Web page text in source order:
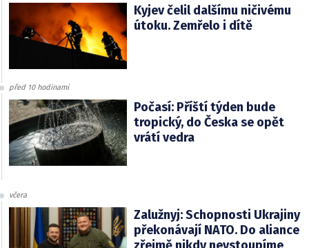
Kyjev čelil dalšímu ničivému
útoku. Zemřelo i dítě
před 10 hodinami
Počasí: Příští týden bude
tropický, do Česka se opět
vrátí vedra
včera
Zalužnyj: Schopnosti Ukrajiny
překonávají NATO. Do aliance